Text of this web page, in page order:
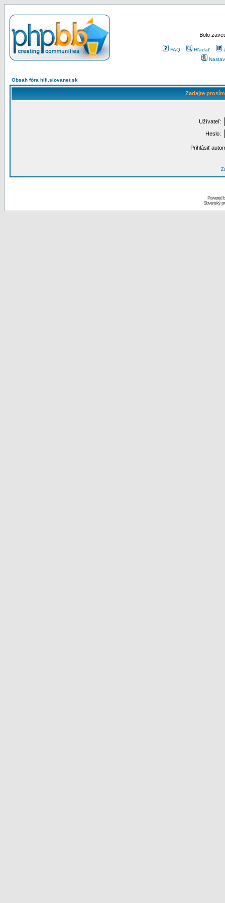
Bolo
FAQ Hľadať
Obsah fóra hifi.slovanet.sk
Zadajte
Užívateľ:
Heslo:
Prihlásiť
Powered
Slovenský